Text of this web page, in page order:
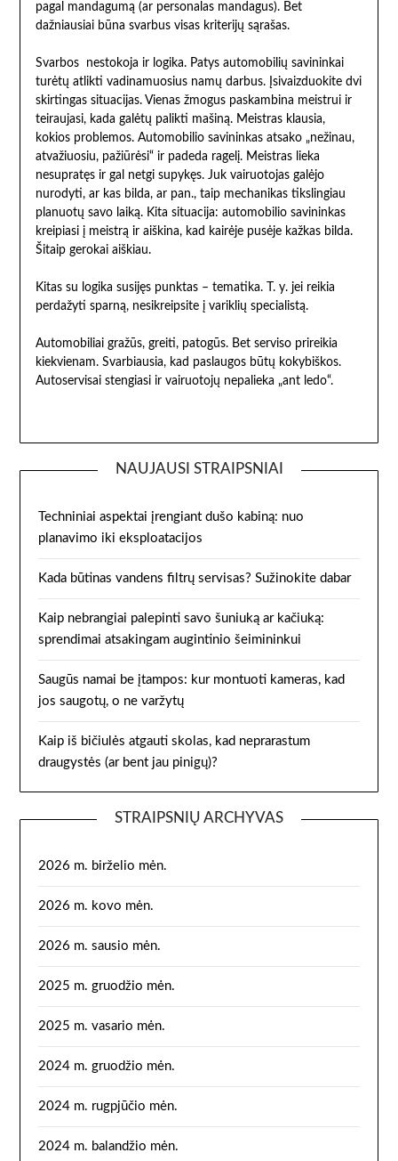
pagal mandagumą (ar personalas mandagus). Bet
dažniausiai būna svarbus visas kriterijų sąrašas.
Svarbos nestokoja ir logika. Patys automobilių savininkai
turėtų atlikti vadinamuosius namų darbus. Įsivaizduokite dvi
skirtingas situacijas. Vienas žmogus paskambina meistrui ir
teiraujasi, kada galėtų palikti mašiną. Meistras klausia,
kokios problemos. Automobilio savininkas atsako „nežinau,
atvažiuosiu, pažiūrėsi“ ir padeda ragelį. Meistras lieka
nesupratęs ir gal netgi supykęs. Juk vairuotojas galėjo
nurodyti, ar kas bilda, ar pan., taip mechanikas tikslingiau
planuotų savo laiką. Kita situacija: automobilio savininkas
kreipiasi į meistrą ir aiškina, kad kairėje pusėje kažkas bilda.
Šitaip gerokai aiškiau.
Kitas su logika susijęs punktas – tematika. T. y. jei reikia
perdažyti sparną, nesikreipsite į variklių specialistą.
Automobiliai gražūs, greiti, patogūs. Bet serviso prireikia
kiekvienam. Svarbiausia, kad paslaugos būtų kokybiškos.
Autoservisai stengiasi ir vairuotojų nepalieka „ant ledo“.
NAUJAUSI STRAIPSNIAI
Techniniai aspektai įrengiant dušo kabiną: nuo
planavimo iki eksploatacijos
Kada būtinas vandens filtrų servisas? Sužinokite dabar
Kaip nebrangiai palepinti savo šuniuką ar kačiuką:
sprendimai atsakingam augintinio šeimininkui
Saugūs namai be įtampos: kur montuoti kameras, kad
jos saugotų, o ne varžytų
Kaip iš bičiulės atgauti skolas, kad neprarastum
draugystės (ar bent jau pinigų)?
STRAIPSNIŲ ARCHYVAS
2026 m. birželio mėn.
2026 m. kovo mėn.
2026 m. sausio mėn.
2025 m. gruodžio mėn.
2025 m. vasario mėn.
2024 m. gruodžio mėn.
2024 m. rugpjūčio mėn.
2024 m. balandžio mėn.